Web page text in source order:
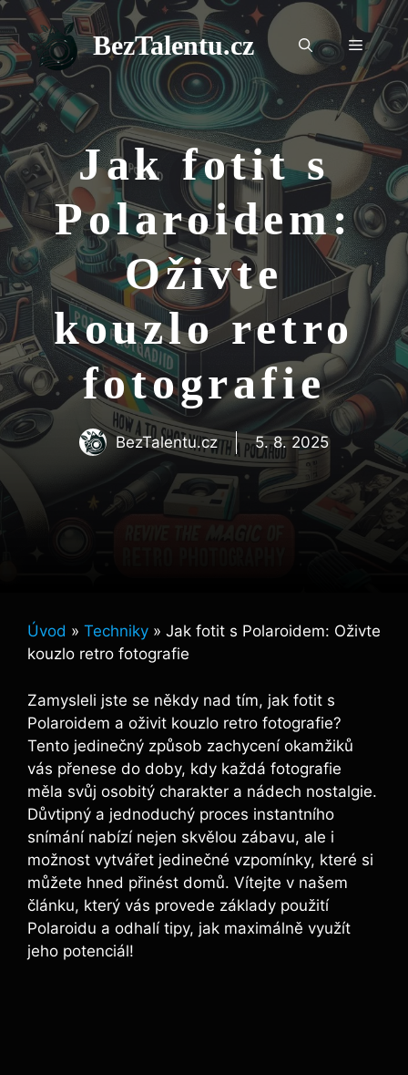
Přeskočit
na
obsah
BezTalentu.cz Menu
Jak fotit s
Polaroidem:
Oživte
kouzlo retro
fotografie
BezTalentu.cz 5. 8. 2025
Úvod » Techniky » Jak fotit s Polaroidem: Oživte
kouzlo retro fotografie
Zamysleli⁣ jste ​se někdy ⁣nad tím, jak fotit s
Polaroidem a ⁤oživit kouzlo retro fotografie?
Tento ⁣jedinečný způsob‌ zachycení okamžiků‌
vás‌ přenese​ do doby, ‍kdy každá ‌fotografie‌
měla svůj osobitý charakter a‌ nádech ⁢nostalgie.
Důvtipný a jednoduchý ⁤proces‍ instantního
snímání nabízí nejen skvělou zábavu, ale ⁣i⁣
možnost vytvářet ​jedinečné vzpomínky, které‍ si
můžete ​hned přinést‌ domů. Vítejte v našem
‍článku, ⁤který ⁤vás provede základy použití
Polaroidu ⁤a ⁤odhalí tipy, jak ​maximálně ‌využít
jeho potenciál!